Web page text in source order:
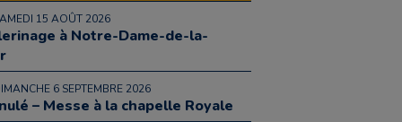
15 AOÛT 2026
à Notre-Dame-de-la-
6 SEPTEMBRE 2026
– Messe à la chapelle Royale